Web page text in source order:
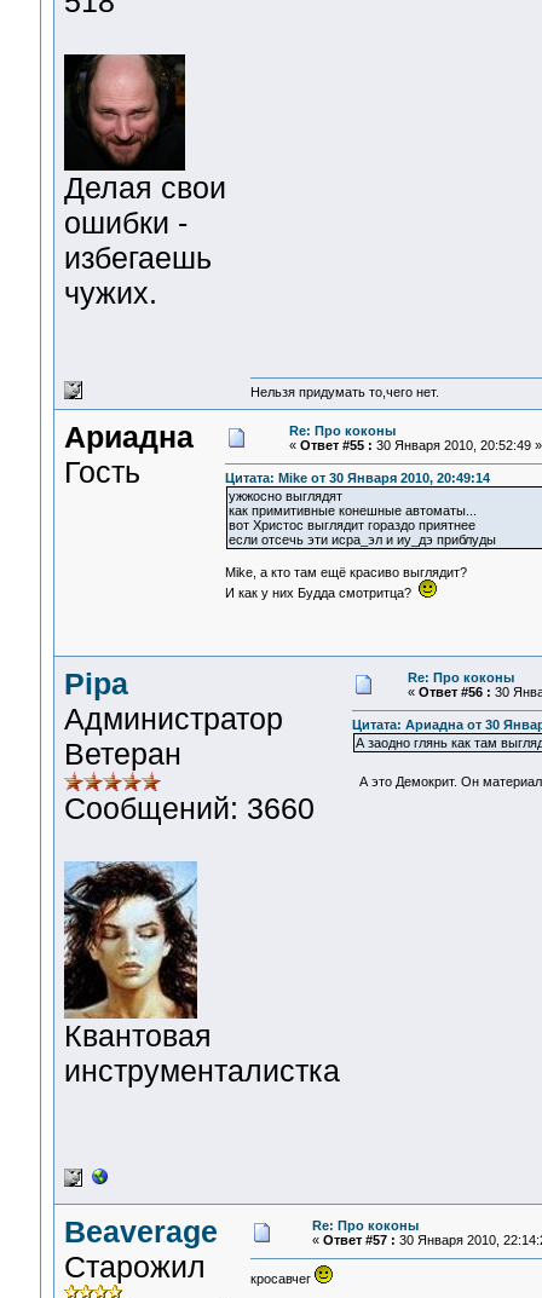
Делая свои
ошибки -
избегаешь
чужих.
Нельзя придумать то,чего нет.
Ариадна
Гость
Re: Про коконы
« Ответ #55 : 30 Января 2010, 20:52:49 »
Цитата: Mike от 30 Января 2010, 20:49:14
ужжосно выглядят
как примитивные конешные автоматы...
вот Христос выглядит гораздо приятнее
если отсечь эти исра_эл и иу_дэ приблуды
Mike, а кто там ещё красиво выглядит?
И как у них Будда смотритца?
Pipa
Администратор
Ветеран
Сообщений: 3660
Квантовая
инструменталистка
Re: Про коконы
« Ответ #56 : 30
Цитата: Ариадна от 30
А заодно глянь как там
А это Демокрит. Он
Beaverage
Старожил
Re: Про коконы
« Ответ #57 : 30 Января 2010,
кросавчег